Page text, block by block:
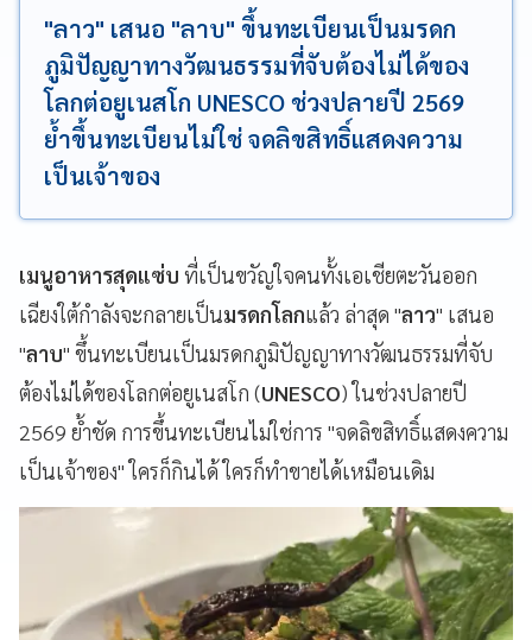
"ลาว" เสนอ "ลาบ" ขึ้นทะเบียนเป็นมรดก
ภูมิปัญญาทางวัฒนธรรมที่จับต้องไม่ได้ของ
โลกต่อยูเนสโก UNESCO ช่วงปลายปี 2569
ย้ำขึ้นทะเบียนไม่ใช่ จดลิขสิทธิ์แสดงความ
เป็นเจ้าของ
เมนูอาหารสุดแซ่บ ที่เป็นขวัญใจคนทั้งเอเชียตะวันออก
เฉียงใต้กำลังจะกลายเป็นมรดกโลกแล้ว ล่าสุด "ลาว" เสนอ
"ลาบ" ขึ้นทะเบียนเป็นมรดกภูมิปัญญาทางวัฒนธรรมที่จับ
ต้องไม่ได้ของโลกต่อยูเนสโก (UNESCO) ในช่วงปลายปี
2569 ย้ำชัด การขึ้นทะเบียนไม่ใช่การ "จดลิขสิทธิ์แสดงความ
เป็นเจ้าของ" ใครก็กินได้ ใครก็ทำขายได้เหมือนเดิม